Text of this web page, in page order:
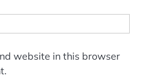
website in this browser